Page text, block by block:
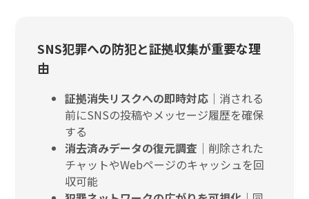
SNS犯罪への防犯と証拠収集が重要な理
由
証拠消失リスクへの即時対応 ｜消される
前にSNSの投稿やメッセージ履歴を確保
する
消去済みデータの復元調査 ｜削除された
チャットやWebページのキャッシュを回
収可能